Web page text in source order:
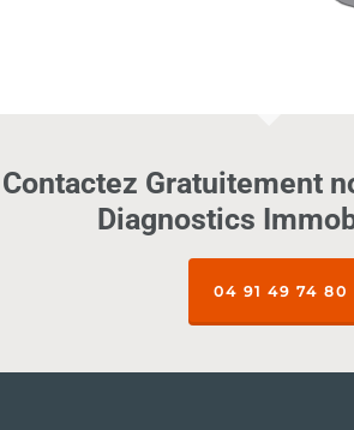
Contactez Gratuitement
Diagnostics
04 91 49 74 80